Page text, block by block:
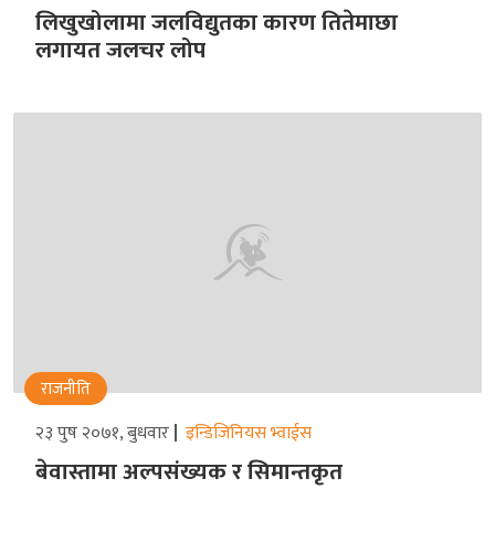
लिखुखोलामा जलविद्युतका कारण तितेमाछा
लगायत जलचर लोप
राजनीति
२३ पुष २०७१, बुधवार इन्डिजिनियस भ्वाईस
बेवास्तामा अल्पसंख्यक र सिमान्तकृत